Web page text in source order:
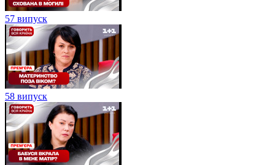
57 випуск
58 випуск